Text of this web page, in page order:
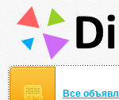
Все